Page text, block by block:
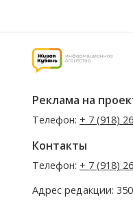
Реклама на
Телефон: + 7 (918)
Контакты
Телефон: + 7 (918)
Адрес редакции: